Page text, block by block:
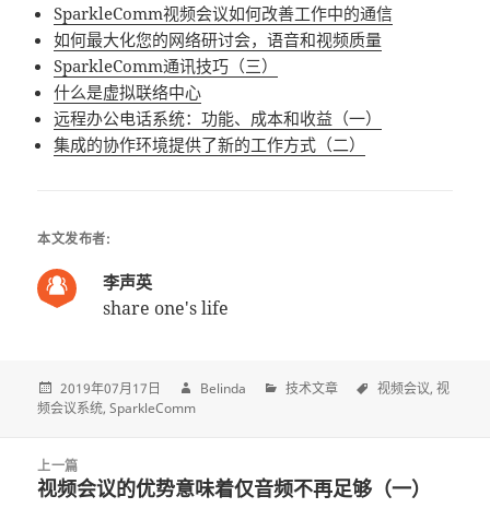
SparkleComm视频会议如何改善工作中的通信
如何最大化您的网络研讨会，语音和视频质量
SparkleComm通讯技巧（三）
什么是虚拟联络中心
远程办公电话系统：功能、成本和收益（一）
集成的协作环境提供了新的工作方式（二）
本文发布者:
李声英
share one's life
2019年07月17日 Belinda 技术文章 视频会议 视
频会议系统 SparkleComm
navigation
上一篇
上
视频会议的优势意味着仅音频不再足够（一）